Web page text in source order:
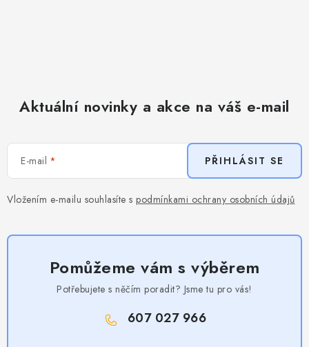
Aktuální novinky a akce na váš e-mail
E-mail
Vložením e-mailu souhlasíte s podmínkami ochrany osobních údajů
PŘIHLÁSIT SE
Pomůžeme vám s výběrem
Potřebujete s něčím poradit? Jsme tu pro vás!
607 027 966